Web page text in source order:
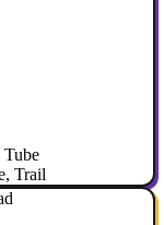
Tube
, Trail